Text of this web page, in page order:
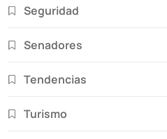
Seguridad
Senadores
Tendencias
Turismo